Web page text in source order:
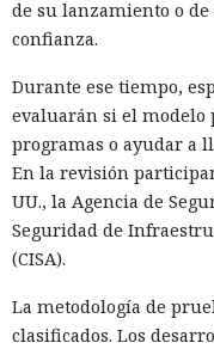
de su lanzamiento o
confianza.
Durante ese tiempo,
evaluarán si el
programas o ayudar a
En la revisión
UU., la Agencia de
Seguridad de
(CISA).
La metodología de
clasificados. Los